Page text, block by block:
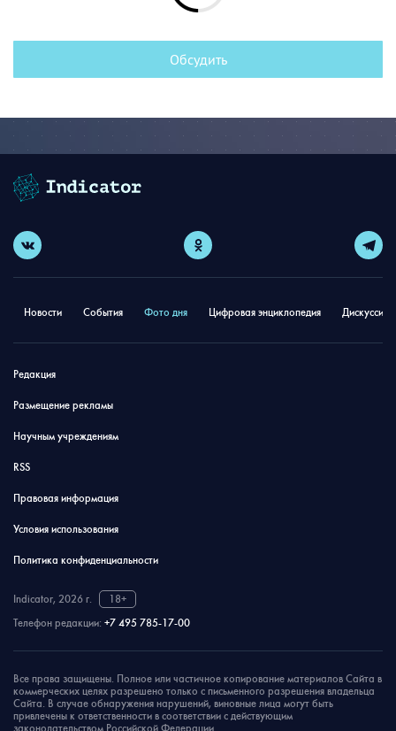
Обсудить
Новости События Фото дня Цифровая энциклопедия
Редакция
Размещение рекламы
Научным учреждениям
RSS
Правовая информация
Условия использования
Политика конфиденциальности
Indicator, 2026 г.
18+
Телефон редакции: +7 495 785-17-00
Все права защищены. Полное или частичное копирование материалов Сайта в
коммерческих целях разрешено только с письменного разрешения владельца
Сайта. В случае обнаружения нарушений, виновные лица могут быть
привлечены к ответственности в соответствии с действующим
законодательством Российской Федерации.